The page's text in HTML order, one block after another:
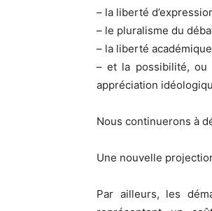
– la liberté
– le pluralisme du
– la liberté
– et la possibilité, ou
appréciation
Nous continuerons à
Une nouvelle
Par ailleurs, les